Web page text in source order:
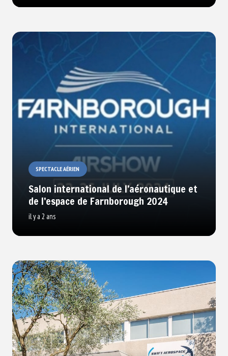
SPECTACLE AÉRIEN
Salon international de l’aéronautique et
de l’espace de Farnborough 2024
il y a 2 ans